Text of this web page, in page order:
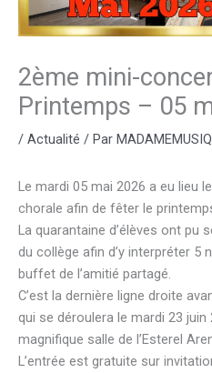
2ème mini-
Printemps – 05
/ Actualité / Par
Le mardi 05 mai 2026 a eu lieu
chorale afin de fêter le
La quarantaine d’élèves ont pu
du collège afin d’y interpréter 5
buffet de l’amitié partagé.
C’est la dernière ligne droite
qui se déroulera le mardi 23 juin
magnifique salle de l’Esterel
L’entrée est gratuite sur